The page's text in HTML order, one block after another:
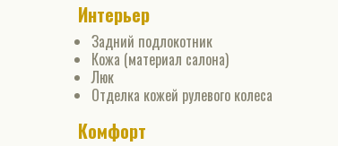
Интерьер
Задний подлокотник
Кожа (материал салона)
Люк
Отделка кожей рулевого колеса
Комфорт